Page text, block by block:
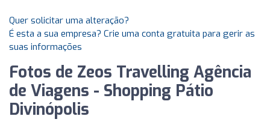
Quer solicitar uma alteração?
É esta a sua empresa? Crie uma conta gratuita para gerir as
suas informações
Fotos de Zeos Travelling Agência
de Viagens - Shopping Pátio
Divinópolis